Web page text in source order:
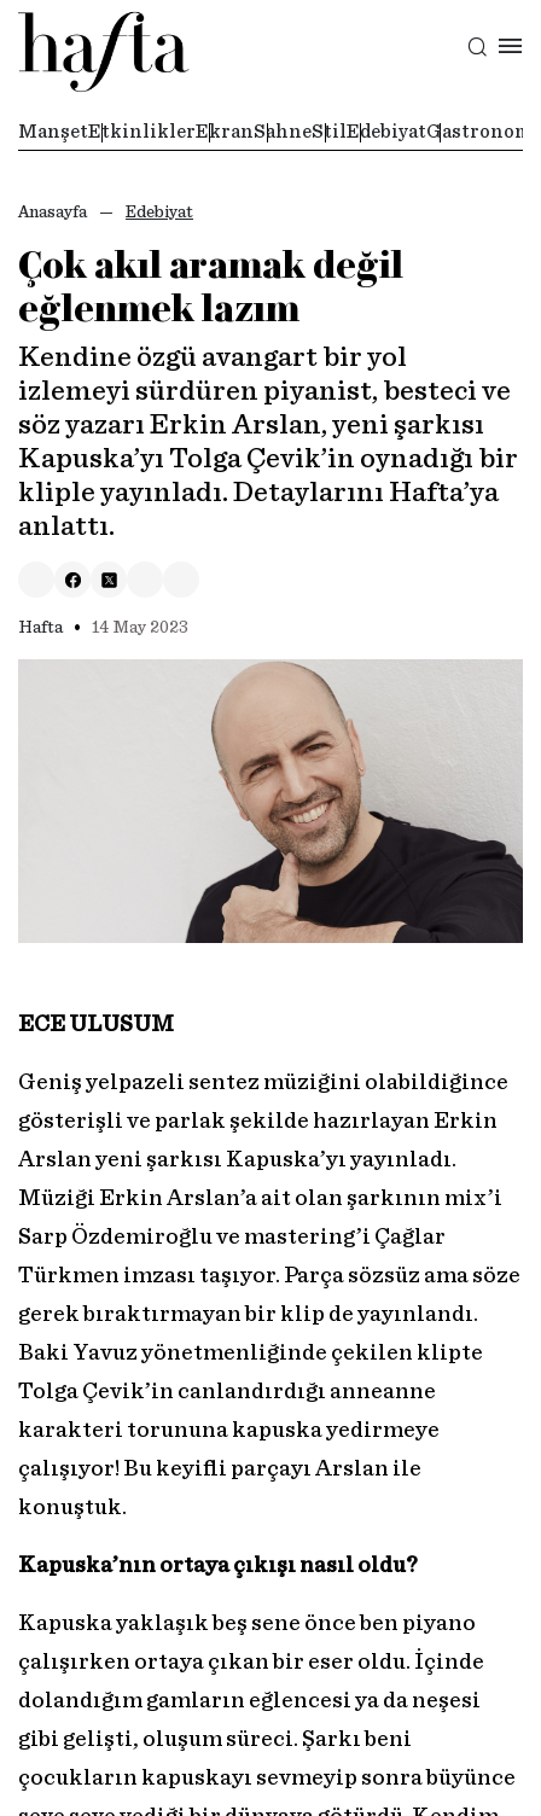
ManşetEtkinliklerEkranSahneStil EdebiyatGastronomi
Anasayfa Edebiyat
Çok akıl aramak değil
eğlenmek lazım
Kendine özgü avangart bir yol
izlemeyi sürdüren piyanist, besteci ve
söz yazarı Erkin Arslan, yeni şarkısı
Kapuska’yı Tolga Çevik’in oynadığı bir
kliple yayınladı. Detaylarını Hafta’ya
anlattı.
Hafta • 14 May 2023
ECE ULUSUM
Geniş yelpazeli sentez müziğini olabildiğince
gösterişli ve parlak şekilde hazırlayan Erkin
Arslan yeni şarkısı Kapuska’yı yayınladı.
Müziği Erkin Arslan’a ait olan şarkının mix’i
Sarp Özdemiroğlu ve mastering’i Çağlar
Türkmen imzası taşıyor. Parça sözsüz ama söze
gerek bıraktırmayan bir klip de yayınlandı.
Baki Yavuz yönetmenliğinde çekilen klipte
Tolga Çevik’in canlandırdığı anneanne
karakteri torununa kapuska yedirmeye
çalışıyor! Bu keyifli parçayı Arslan ile
konuştuk.
Kapuska’nın ortaya çıkışı nasıl oldu?
Kapuska yaklaşık beş sene önce ben piyano
çalışırken ortaya çıkan bir eser oldu. İçinde
dolandığım gamların eğlencesi ya da neşesi
gibi gelişti, oluşum süreci. Şarkı beni
çocukların kapuskayı sevmeyip sonra büyünce